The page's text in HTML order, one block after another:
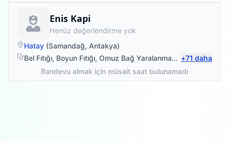
Enis Kapi
Fizyoterapist
Henüz değerlendirme yok
Hatay (Samandağ, Antakya)
Bel Fıtığı, Boyun Fıtığı, Omuz Bağ Yaralanması Protez
+71 daha
Randevu almak için müsait saat bulunamadı